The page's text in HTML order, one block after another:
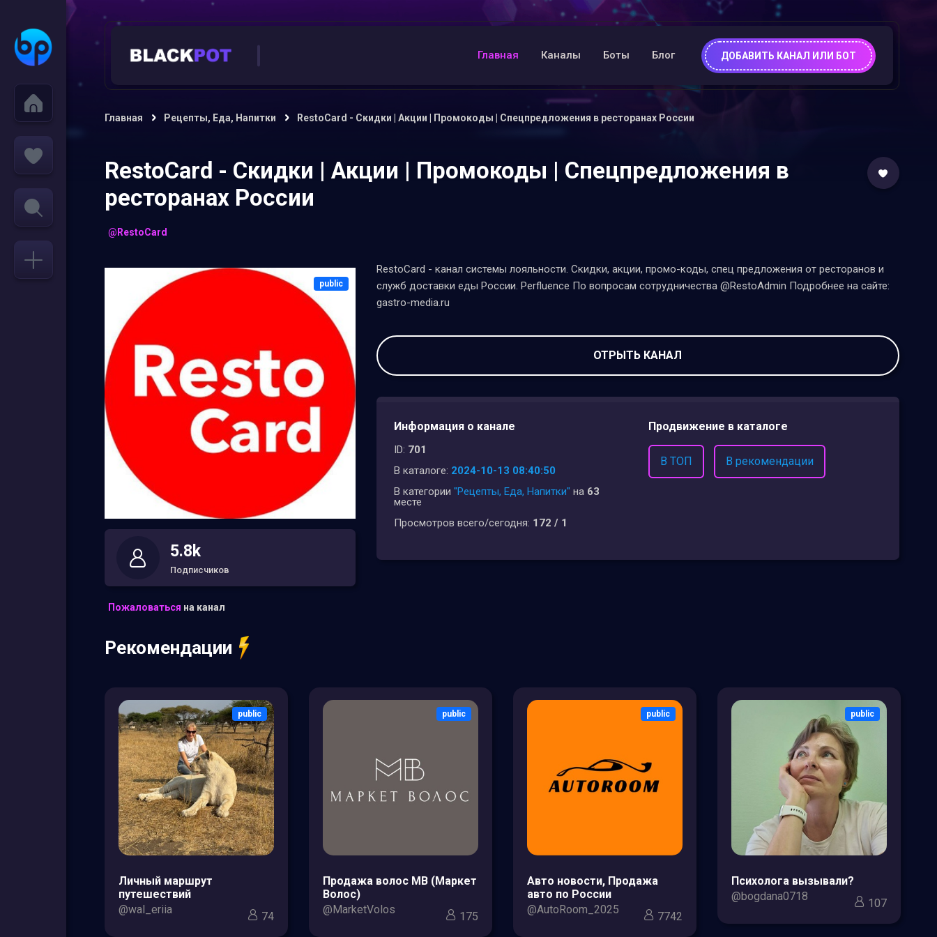
Главная Каналы Боты Блог ДОБАВИТЬ КАНАЛ ИЛИ БОТ
Главная Рецепты, Еда, Напитки RestoCard - Скидки | Акции | Промокоды | Спецпредложения в ресторанах России
RestoCard - Скидки | Акции | Промокоды | Спецпредложения в
ресторанах России
@RestoCard
public
5.8k
Подписчиков
Пожаловаться на канал
RestoCard - канал системы лояльности. Скидки, акции, промо-коды, спец предложения от ресторанов и
служб доставки еды России. Perfluence По вопросам сотрудничества @RestoAdmin Подробнее на сайте:
gastro-media.ru
ОТРЫТЬ КАНАЛ
Информация о канале
ID: 701
В каталоге: 2024-10-13 08:40:50
В категории "Рецепты, Еда, Напитки" на 63
месте
Просмотров всего/сегодня: 172 / 1
Продвижение в каталоге
В ТОП В рекомендации
Рекомендации
public
Личный маршрут
путешествий
@wal_eriia
74
public
Продажа волос МВ (Маркет
Волос)
@MarketVolos
175
public
Авто новости, Продажа
авто по России
@AutoRoom_2025
7742
public
Психолога вызывали?
@bogdana0718
107